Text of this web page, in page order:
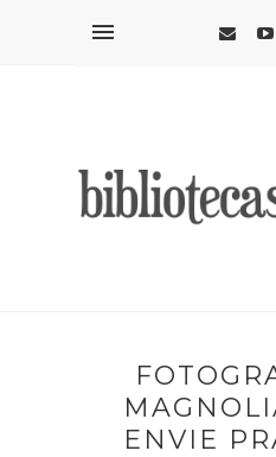
ENVIE